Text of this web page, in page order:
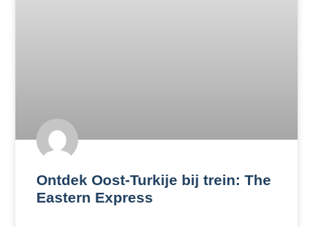
Ontdek Oost-Turkije bij trein: The
Eastern Express